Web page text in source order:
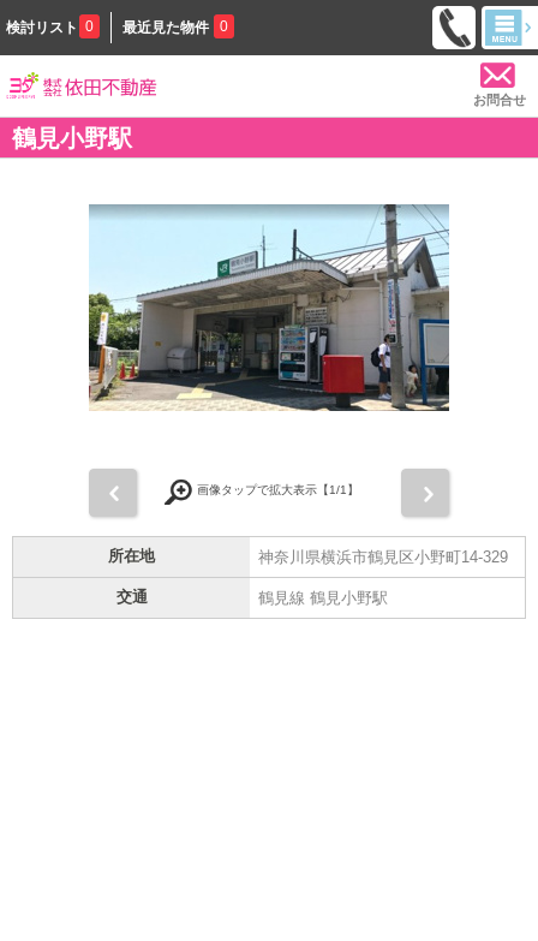
検討リスト 0 最近見た物件 0
お問合せ
鶴見小野駅
画像タップで拡大表示【1/1】
所在地 神奈川県横浜市鶴見区小野町14-329
交通 鶴見線 鶴見小野駅